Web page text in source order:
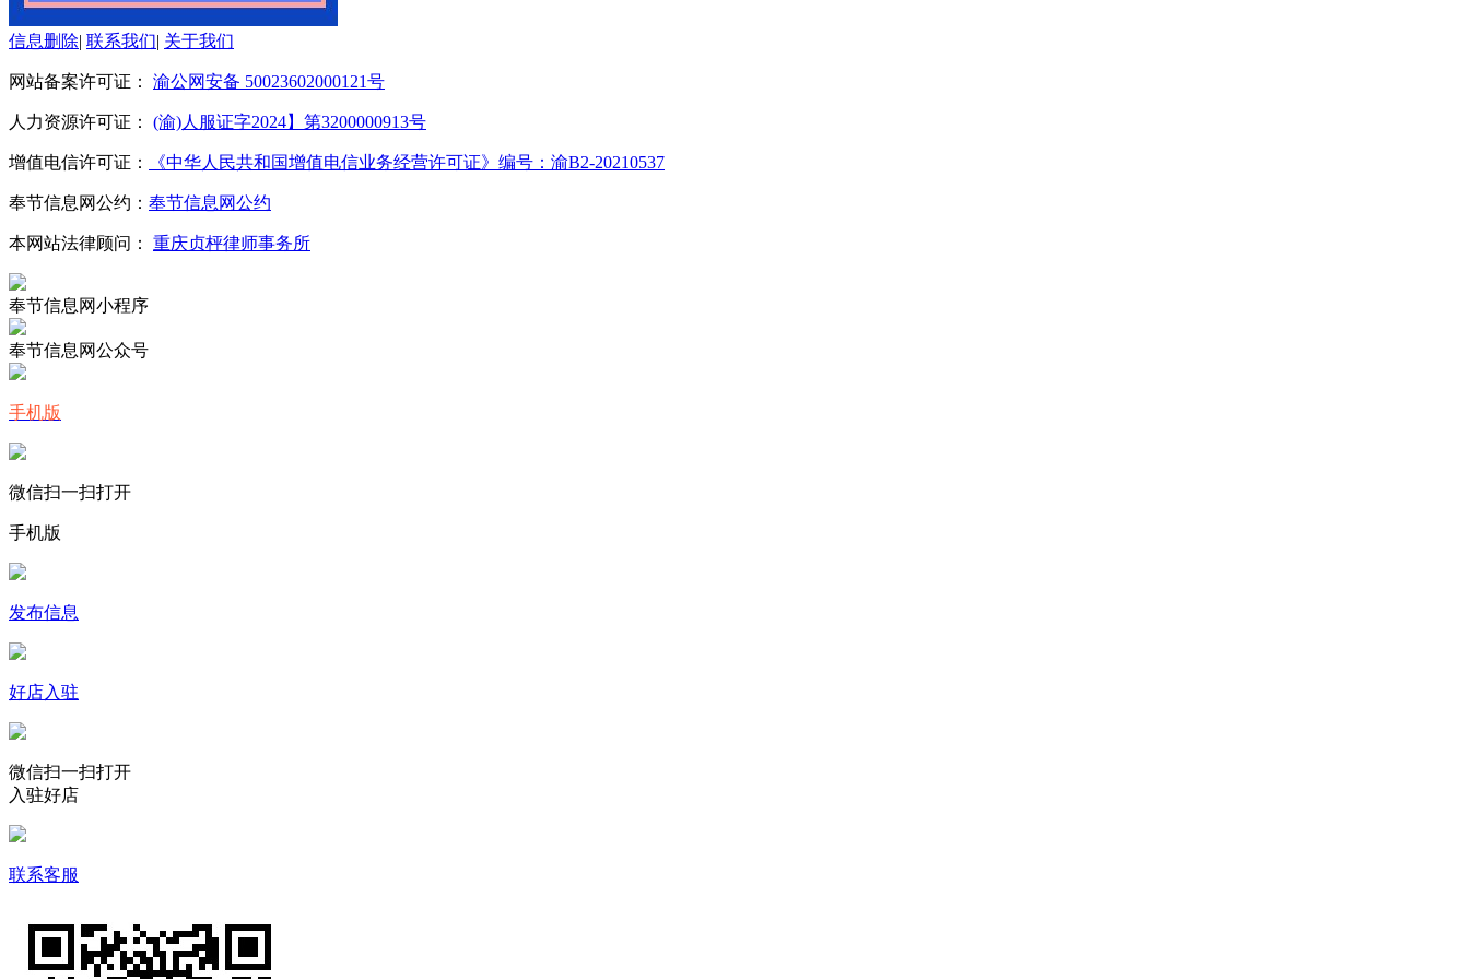
信息删除| 联系我们| 关于我们
网站备案许可证： 渝公网安备 50023602000121号
人力资源许可证： (渝)人服证字2024】第3200000913号
增值电信许可证： 《中华人民共和国增值电信业务经营许可证》编号：渝B2-20210537
奉节信息网公约： 奉节信息网公约
本网站法律顾问： 重庆贞枰律师事务所
奉节信息网小程序
奉节信息网公众号
手机版
微信扫一扫打开
手机版
发布信息
好店入驻
微信扫一扫打开
入驻好店
联系客服